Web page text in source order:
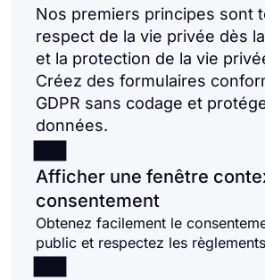
Nos premiers principes sont
respect de la vie privée dès
et la protection de la vie
Créez des formulaires
GDPR sans codage et
données.
Afficher une fenêtre
consentement
Obtenez facilement le
public et respectez les